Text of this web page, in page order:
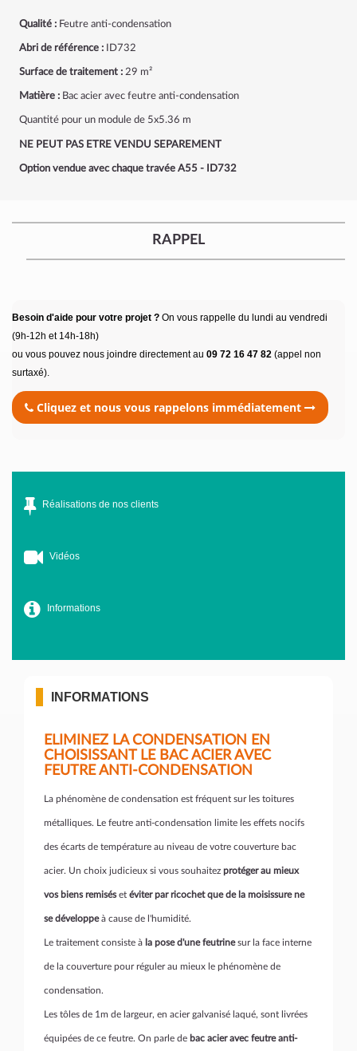
Qualité : Feutre anti-condensation
Abri de référence : ID732
Surface de traitement : 29 m²
Matière : Bac acier avec feutre anti-condensation
Quantité pour un module de 5x5.36 m
NE PEUT PAS ETRE VENDU SEPAREMENT
Option vendue avec chaque travée A55 - ID732
RAPPEL
Besoin d'aide pour votre projet ? On vous rappelle du lundi au vendredi
(9h-12h et 14h-18h)
ou vous pouvez nous joindre directement au 09 72 16 47 82 (appel non
surtaxé).
Cliquez et nous vous rappelons immédiatement
Réalisations de nos clients
Vidéos
Informations
INFORMATIONS
ELIMINEZ LA CONDENSATION EN
CHOISISSANT LE BAC ACIER AVEC
FEUTRE ANTI-CONDENSATION
La phénomène de condensation est fréquent sur les toitures
métalliques. Le feutre anti-condensation limite les effets nocifs
des écarts de température au niveau de votre couverture bac
acier. Un choix judicieux si vous souhaitez protéger au mieux
vos biens remiséset éviter par ricochet que de la moisissure ne
se développeà cause de l'humidité.
Le traitement consiste à la pose d'une feutrinesur la face interne
de la couverture pour réguler au mieux le phénomène de
condensation.
Les tôles de 1m de largeur, en acier galvanisé laqué, sont livrées
équipées de ce feutre. On parle de bac acier avec feutre anti-